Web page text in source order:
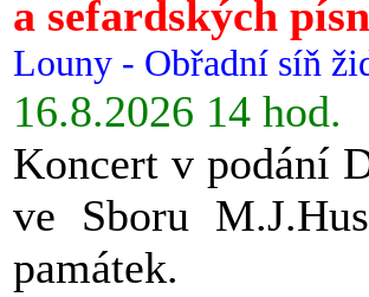
a sefardských
Louny - Obřadní síň
16.8.2026 14 hod.
Koncert v podání
ve Sboru
památek.